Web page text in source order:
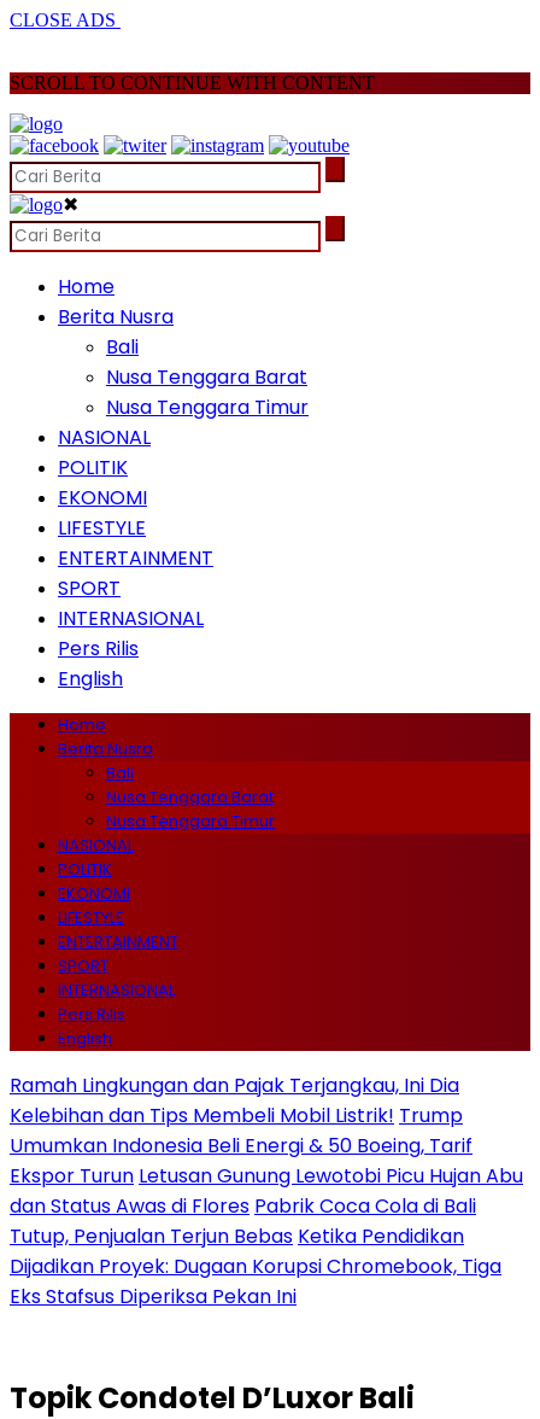
CLOSE ADS
SCROLL TO CONTINUE WITH CONTENT
✖
Home
Berita Nusra
Bali
Nusa Tenggara Barat
Nusa Tenggara Timur
NASIONAL
POLITIK
EKONOMI
LIFESTYLE
ENTERTAINMENT
SPORT
INTERNASIONAL
Pers Rilis
English
Home
Berita Nusra
Bali
Nusa Tenggara Barat
Nusa Tenggara Timur
NASIONAL
POLITIK
EKONOMI
LIFESTYLE
ENTERTAINMENT
SPORT
INTERNASIONAL
Pers Rilis
English
Ramah Lingkungan dan Pajak Terjangkau, Ini Dia
Kelebihan dan Tips Membeli Mobil Listrik! Trump
Umumkan Indonesia Beli Energi & 50 Boeing, Tarif
Ekspor Turun Letusan Gunung Lewotobi Picu Hujan Abu
dan Status Awas di Flores Pabrik Coca Cola di Bali
Tutup, Penjualan Terjun Bebas Ketika Pendidikan
Dijadikan Proyek: Dugaan Korupsi Chromebook, Tiga
Eks Stafsus Diperiksa Pekan Ini
TopikCondotel D’Luxor Bali